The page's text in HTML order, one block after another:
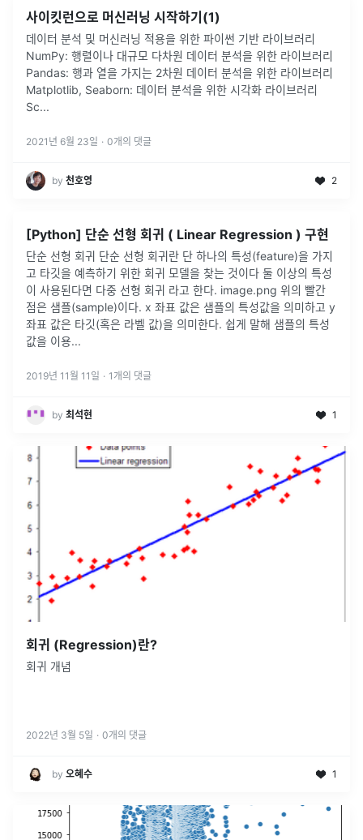
사이킷런으로 머신러닝 시작하기(1)
데이터 분석 및 머신러닝 적용을 위한 파이썬 기반 라이브러리
NumPy: 행렬이나 대규모 다차원 데이터 분석을 위한 라이브러리
Pandas: 행과 열을 가지는 2차원 데이터 분석을 위한 라이브러리
Matplotlib, Seaborn: 데이터 분석을 위한 시각화 라이브러리
Sc...
2021년 6월 23일 · 0개의 댓글
by 천호영 2
[Python] 단순 선형 회귀 ( Linear Regression ) 구현
단순 선형 회귀 단순 선형 회귀란 단 하나의 특성(feature)을 가지
고 타깃을 예측하기 위한 회귀 모델을 찾는 것이다 둘 이상의 특성
이 사용된다면 다중 선형 회귀 라고 한다. image.png 위의 빨간
점은 샘플(sample)이다. x 좌표 값은 샘플의 특성값을 의미하고 y
좌표 값은 타깃(혹은 라벨 값)을 의미한다. 쉽게 말해 샘플의 특성
값을 이용...
2019년 11월 11일 · 1 개의 댓글
by 최석현 1
회귀 (Regression)란?
회귀 개념
2022년 3월 5일 · 0개의 댓글
by 오혜수 1